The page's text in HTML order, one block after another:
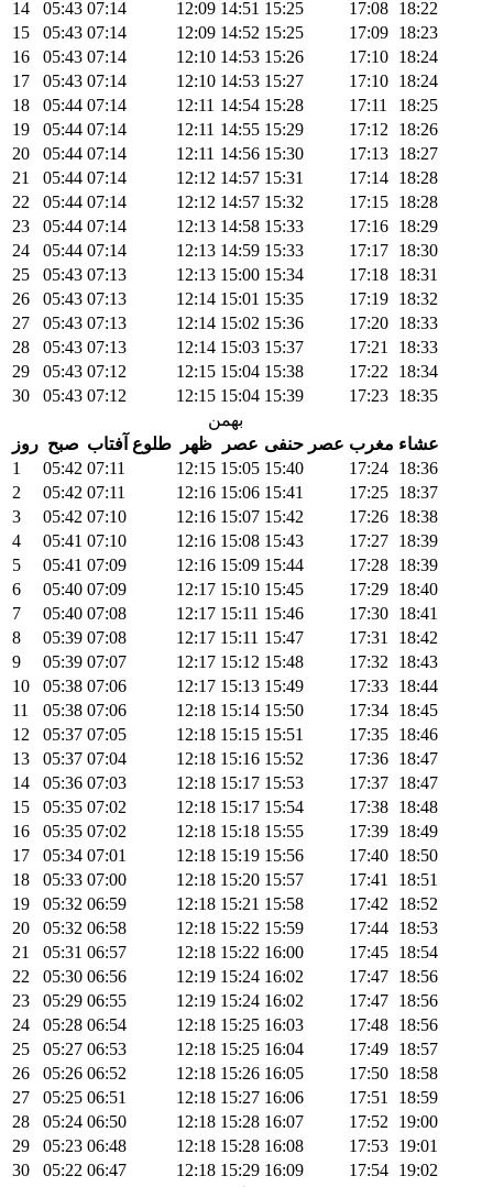
14
05:43 07:14 12:09 14:51 15:25 17:08 18:22
15
05:43 07:14 12:09 14:52 15:25 17:09 18:23
16
05:43 07:14 12:10 14:53 15:26 17:10 18:24
17
05:43 07:14 12:10 14:53 15:27 17:10 18:24
18
05:44 07:14 12:11 14:54 15:28 17:11
18:25
19
05:44 07:14 12:11 14:55 15:29 17:12
18:26
20
05:44 07:14 12:11 14:56 15:30 17:13 18:27
21
05:44 07:14 12:12 14:57 15:31 17:14 18:28
22
05:44 07:14 12:12 14:57 15:32 17:15 18:28
23
05:44 07:14 12:13 14:58 15:33 17:16 18:29
24
05:44 07:14 12:13 14:59 15:33 17:17 18:30
25
05:43 07:13 12:13 15:00 15:34 17:18 18:31
26
05:43 07:13 12:14 15:01 15:35 17:19 18:32
27
05:43 07:13 12:14 15:02 15:36 17:20 18:33
28
05:43 07:13 12:14 15:03 15:37 17:21
18:33
29
05:43 07:12 12:15 15:04 15:38 17:22
18:34
30
05:43 07:12 12:15 15:04 15:39 17:23 18:35
بهمن
روز صبح طلوع آفتاب ظهر عصر عصر حنفی مغرب عشاء
1
05:42 07:11 12:15 15:05 15:40 17:24 18:36
2
05:42 07:11 12:16 15:06 15:41 17:25 18:37
3
05:42 07:10 12:16 15:07 15:42 17:26 18:38
4
05:41 07:10 12:16 15:08 15:43 17:27 18:39
5
05:41 07:09 12:16 15:09 15:44 17:28 18:39
6
05:40 07:09 12:17 15:10 15:45 17:29 18:40
7
05:40 07:08 12:17 15:11 15:46 17:30 18:41
8
05:39 07:08 12:17 15:11 15:47 17:31
18:42
9
05:39 07:07 12:17 15:12 15:48 17:32
18:43
10
05:38 07:06 12:17 15:13 15:49 17:33 18:44
11
05:38 07:06 12:18 15:14 15:50 17:34 18:45
12
05:37 07:05 12:18 15:15 15:51 17:35 18:46
13
05:37 07:04 12:18 15:16 15:52 17:36 18:47
14
05:36 07:03 12:18 15:17 15:53 17:37 18:47
15
05:35 07:02 12:18 15:17 15:54 17:38 18:48
16
05:35 07:02 12:18 15:18 15:55 17:39 18:49
17
05:34 07:01 12:18 15:19 15:56 17:40 18:50
18
05:33 07:00 12:18 15:20 15:57 17:41
18:51
19
05:32 06:59 12:18 15:21 15:58 17:42
18:52
20
05:32 06:58 12:18 15:22 15:59 17:44 18:53
21
05:31 06:57 12:18 15:22 16:00 17:45 18:54
22
05:30 06:56 12:19 15:24 16:02 17:47 18:56
23
05:29 06:55 12:19 15:24 16:02 17:47 18:56
24
05:28 06:54 12:18 15:25 16:03 17:48 18:56
25
05:27 06:53 12:18 15:25 16:04 17:49 18:57
26
05:26 06:52 12:18 15:26 16:05 17:50 18:58
27
05:25 06:51 12:18 15:27 16:06 17:51
18:59
28
05:24 06:50 12:18 15:28 16:07 17:52
19:00
29
05:23 06:48 12:18 15:28 16:08 17:53 19:01
30
05:22 06:47 12:18 15:29 16:09 17:54 19:02